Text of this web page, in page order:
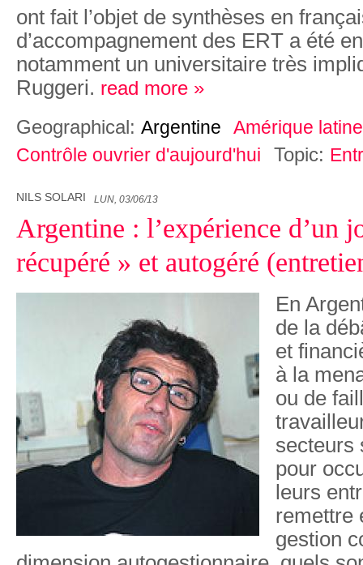
ont fait l’objet de synthèses en
d’accompagnement des ERT a été
notamment un universitaire très
Ruggeri. read more »
Geographical: Argentine
Amérique latine
Contrôle ouvrier d'aujourd'hui
Topic:
NILS SOLARI LUN, 03/06/13
Argentine : l’expérience d’un
récupéré » et autogéré
En
de la
et
à la
ou de
secteurs
pour
leurs
remettre
gestion